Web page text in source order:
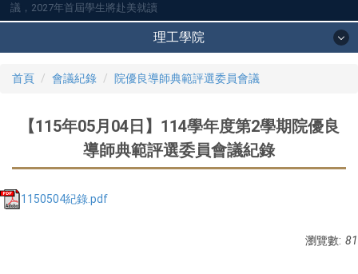
議，2027年首屆學生將赴美就讀
理工學院
首頁 會議紀錄 院優良導師典範評選委員會議
【115年05月04日】114學年度第2學期院優良
導師典範評選委員會議紀錄
1150504紀錄.pdf
瀏覽數: 81